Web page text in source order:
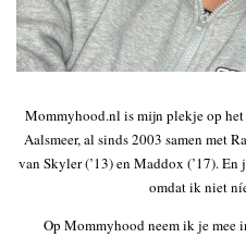
Mommyhood.nl is mijn plekje op
Aalsmeer, al sinds 2003 samen met
van Skyler (’13) en Maddox (’17).
omdat ik niet
Op Mommyhood neem ik je mee